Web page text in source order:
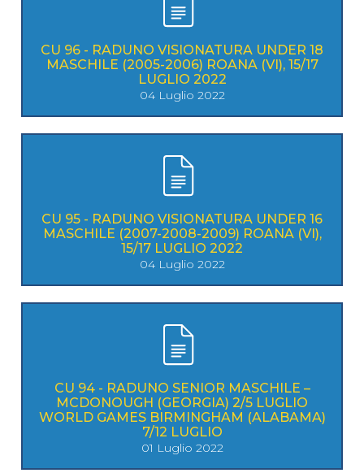
CU 96 - RADUNO VISIONATURA UNDER 18
MASCHILE (2005-2006) ROANA (VI), 15/17
LUGLIO 2022
04 Luglio 2022
CU 95 - RADUNO VISIONATURA UNDER 16
MASCHILE (2007-2008-2009) ROANA (VI),
15/17 LUGLIO 2022
04 Luglio 2022
CU 94 - RADUNO SENIOR MASCHILE –
MCDONOUGH (GEORGIA) 2/5 LUGLIO
WORLD GAMES BIRMINGHAM (ALABAMA)
7/12 LUGLIO
01 Luglio 2022